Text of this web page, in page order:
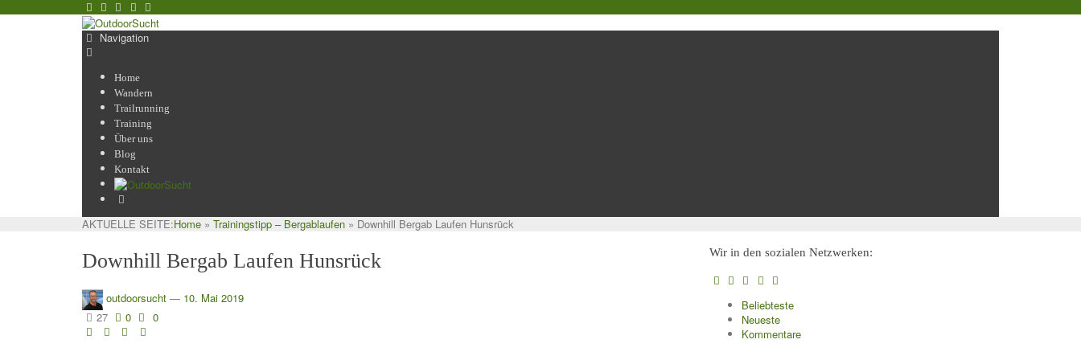
Navigation
Home
Wandern
Trailrunning
Training
Über uns
Blog
Kontakt
AKTUELLE SEITE:Home » Trainingstipp – Bergablaufen » Downhill Bergab Laufen Hunsrück
Downhill Bergab Laufen Hunsrück
outdoorsucht — 10. Mai 2019
27
0 0
Wir in den sozialen Netzwerken:
Beliebteste
Neueste
Kommentare